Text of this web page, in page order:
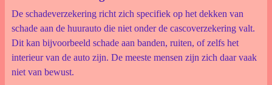
De schadeverzekering richt zich specifiek op het dekken van
schade aan de huurauto die niet onder de cascoverzekering valt.
Dit kan bijvoorbeeld schade aan banden, ruiten, of zelfs het
interieur van de auto zijn. De meeste mensen zijn zich daar vaak
niet van bewust.